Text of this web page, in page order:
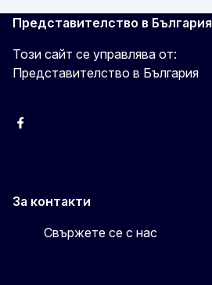
Представителство в България
Този сайт се управлява от:
Представителство в България
Facebook
За контакти
Свържете се с нас